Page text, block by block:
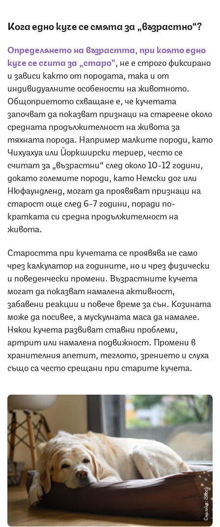
Кога едно куче се смята за „възрастно“?
Определянето на възрастта, при която едно
куче се счита за „старо" , не е строго фиксирано
и зависи както от породата, така и от
индивидуалните особености на животното.
Общоприетото схващане е, че кучетата
започват да показват признаци на стареене около
средната продължителност на живота за
тяхната порода. Например малките породи, като
Чихуахуа или Йоркширски териер, често се
считат за „възрастни“ след около 10-12 години,
докато големите породи, като Немски дог или
Нюфаундленд, могат да проявяват признаци на
старост още след 6-7 години, поради по-
кратката си средна продължителност на
живота.
Старостта при кучетата се проявява не само
чрез калкулатор на годините, но и чрез физически
и поведенчески промени. Възрастните кучета
могат да показват намалена активност,
забавени реакции и повече време за сън. Козината
може да посивее, а мускулната маса да намалее.
Някои кучета развиват ставни проблеми,
артрит или намалена подвижност. Промени в
хранителния апетит, теглото, зрението и слуха
също са често срещани при старите кучета.
Снимка: iStock